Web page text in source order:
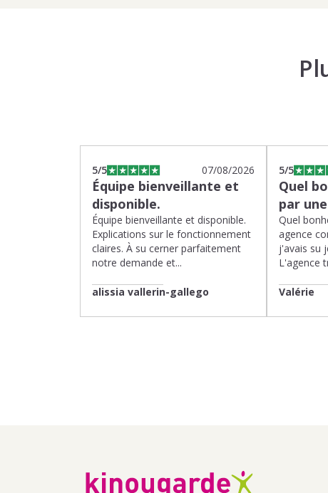
5/5 07/08/2026
Équipe bienveillante et
disponible.
Équipe bienveillante et disponible.
Explications sur le fonctionnement
claires. À su cerner parfaitement
notre demande et...
alissia vallerin-gallego
5/5
Quel
par
Quel
agence
j'avais su
L'agence
Valérie